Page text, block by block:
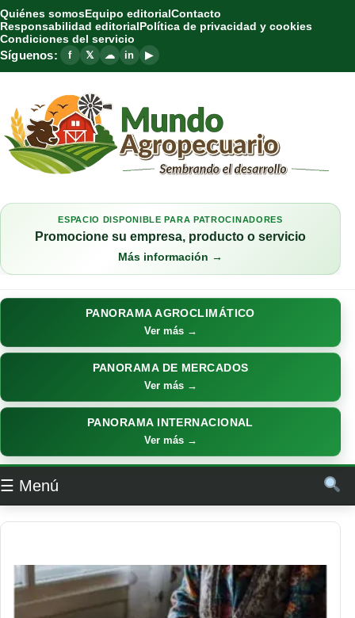
Quiénes somosEquipo editorialContacto
Responsabilidad editorialPolítica de privacidad y cookies
Condiciones del servicio
Síguenos: f 𝕏 ☁ in ▶
ESPACIO DISPONIBLE PARA PATROCINADORES
Promocione su empresa, producto o servicio
Más información →
PANORAMA AGROCLIMÁTICO
Ver más →
PANORAMA DE MERCADOS
Ver más →
PANORAMA INTERNACIONAL
Ver más →
☰ Menú